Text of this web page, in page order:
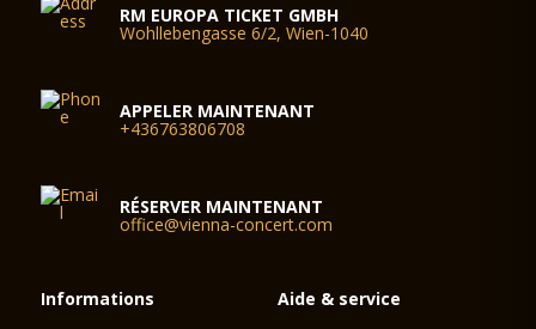
RM EUROPA TICKET GMBH
Wohllebengasse 6/2, Wien-1040
APPELER MAINTENANT
+436763806708
RÉSERVER MAINTENANT
office@vienna-concert.com
Informations Aide & service